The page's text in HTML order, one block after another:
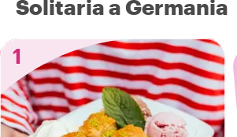
Solitaria a Germania
1